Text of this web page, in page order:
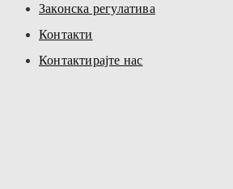
Законска регулатива
Контакти
Контактирајте нас